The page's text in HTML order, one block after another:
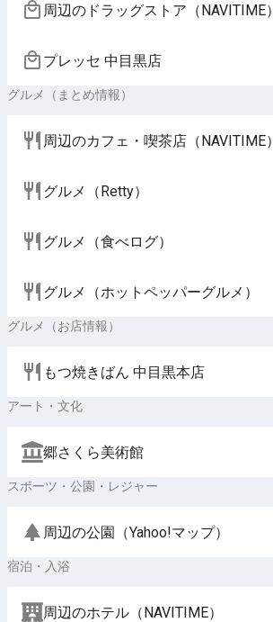
周辺のドラッグストア（NAVITIME）
プレッセ 中目黒店
グルメ（まとめ情報）
周辺のカフェ・喫茶店（NAVITIME）
グルメ（Retty）
グルメ（食べログ）
グルメ（ホットペッパーグルメ）
グルメ（お店情報）
もつ焼きばん 中目黒本店
アート・文化
郷さくら美術館
スポーツ・公園・レジャー
周辺の公園（Yahoo!マップ）
宿泊・入浴
周辺のホテル（NAVITIME）